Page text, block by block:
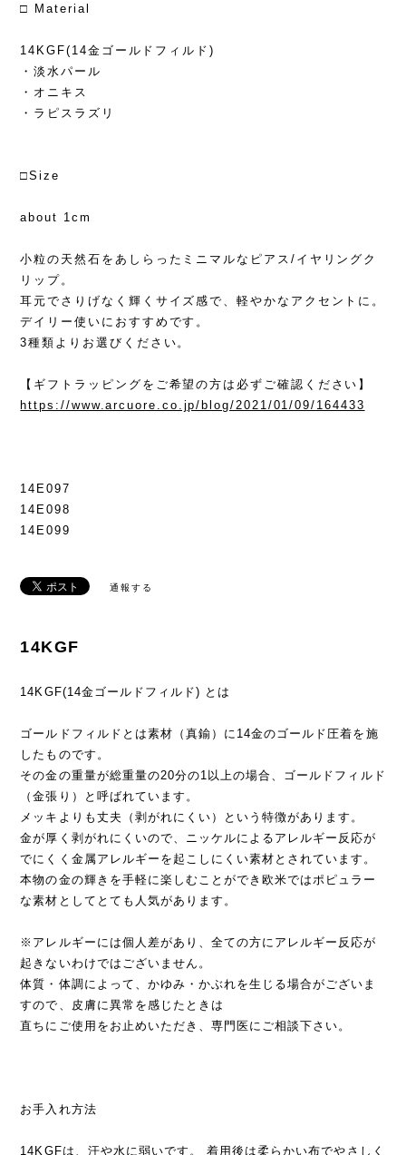
□ Material
14KGF(14金ゴールドフィルド)
・淡水パール
・オニキス
・ラピスラズリ
□Size
about 1cm
小粒の天然石をあしらったミニマルなピアス/イヤリングク
リップ。
耳元でさりげなく輝くサイズ感で、軽やかなアクセントに。
デイリー使いにおすすめです。
3種類よりお選びください。
【ギフトラッピングをご希望の方は必ずご確認ください】
https://www.arcuore.co.jp/blog/2021/01/09/164433
14E097
14E098
14E099
通報する
14KGF
14KGF(14金ゴールドフィルド) とは
ゴールドフィルドとは素材（真鍮）に14金のゴールド圧着を施
したものです。
その金の重量が総重量の20分の1以上の場合、ゴールドフィルド
（金張り）と呼ばれています。
メッキよりも丈夫（剥がれにくい）という特徴があります。
金が厚く剥がれにくいので、ニッケルによるアレルギー反応が
でにくく金属アレルギーを起こしにくい素材とされています。
本物の金の輝きを手軽に楽しむことができ欧米ではポピュラー
な素材としてとても人気があります。
※アレルギーには個人差があり、全ての方にアレルギー反応が
起きないわけではございません。
体質・体調によって、かゆみ・かぶれを生じる場合がございま
すので、皮膚に異常を感じたときは
直ちにご使用をお止めいただき、専門医にご相談下さい。
お手入れ方法
14KGFは、汗や水に弱いです。 着用後は柔らかい布でやさしく